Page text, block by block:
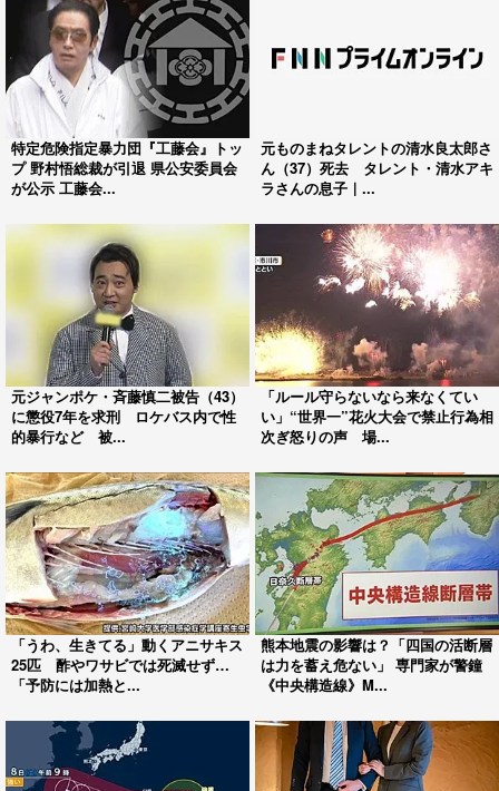
特定危険指定暴力団『工藤会』トッ
プ 野村悟総裁が引退 県公安委員会
が公示 工藤会...
元ものまねタレントの清水良太郎さ
ん（37）死去 タレント・清水アキ
ラさんの息子｜...
元ジャンポケ・斉藤慎二被告（43）
に懲役7年を求刑 ロケバス内で性
的暴行など 被...
「ルール守らないなら来なくてい
い」“世界一”花火大会で禁止行為相
次ぎ怒りの声 場...
「うわ、生きてる」動くアニサキス
25匹 酢やワサビでは死滅せず…
「予防には加熱と...
熊本地震の影響は？「四国の活断層
は力を蓄え危ない」 専門家が警鐘
《中央構造線》M...